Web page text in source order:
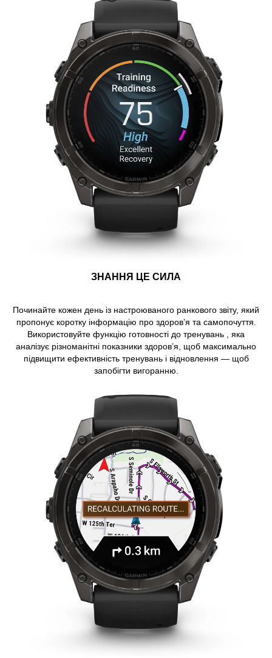
ЗНАННЯ ЦЕ СИЛА
Починайте кожен день із настроюваного ранкового звіту, який
пропонує коротку інформацію про здоров’я та самопочуття.
Використовуйте функцію готовності до тренувань , яка
аналізує різноманітні показники здоров’я, щоб максимально
підвищити ефективність тренувань і відновлення — щоб
запобігти вигоранню.